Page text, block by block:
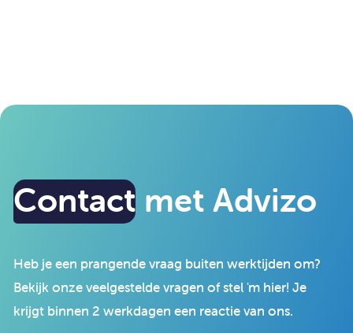
Contact met Advizo
Heb je een prangende vraag buiten werktijden om?
Bekijk onze veelgestelde vragen of stel 'm hier! Je
krijgt binnen 2 werkdagen een reactie van ons.